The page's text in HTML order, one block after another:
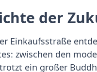
der
Einkaufsstraße
zwischen den
ein großer